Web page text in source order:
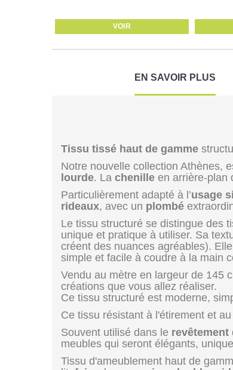
VOIR
EN SAVOIR PLUS
Tissu tissé haut de gamme
Notre nouvelle collection Athènes,
lourde. La chenille en arrière-plan
Particulièrement adapté à l’usage
rideaux, avec un plombé
Le tissu structuré se distingue des
unique et pratique à utiliser. Sa
créent des nuances agréables).
simple et facile à coudre à la main
Vendu au mètre en largeur de 145
créations que vous allez réaliser.
Ce tissu structuré est moderne,
Ce tissu résistant à l'étirement et au
Souvent utilisé dans le revêtement
meubles qui seront élégants,
Tissu d'ameublement haut de